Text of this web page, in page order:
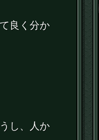
良く分か
し、人か